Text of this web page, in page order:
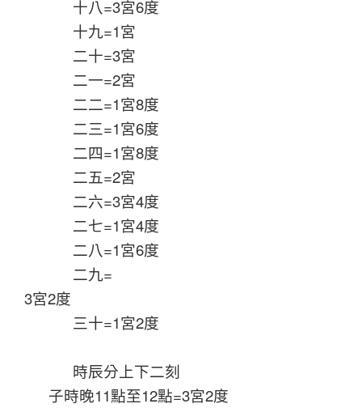
十八=3宮6度
十九=1宮
二十=3宮
二一=2宮
二二=1宮8度
二三=1宮6度
二四=1宮8度
二五=2宮
二六=3宮4度
二七=1宮4度
二八=1宮6度
二九=
3宮2度
三十=1宮2度
時辰分上下二刻
子時晚11點至12點=3宮2度